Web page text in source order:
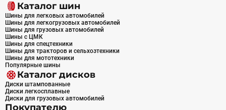
Каталог шин
Шины для легковых автомобилей
Шины для легкогрузовых автомобилей
Шины для грузовых автомобилей
Шины с ЦМК
Шины для спецтехники
Шины для тракторов и сельхозтехники
Шины для мототехники
Популярные шины
Каталог дисков
Диски штампованные
Диски легкосплавные
Диски для грузовых автомобилей
Покупателю